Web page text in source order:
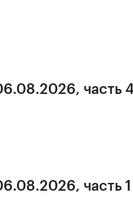
часть
часть 1